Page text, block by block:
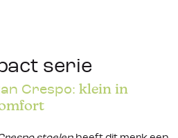
serie
Crespo: klein in